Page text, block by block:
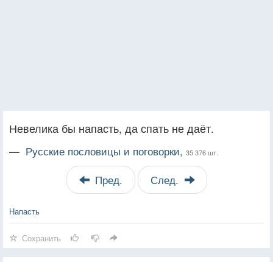
Невелика бы напасть, да спать не даёт.
— Русские пословицы и поговорки, 35 376 шт.
Пред. След.
Напасть
Сохранить